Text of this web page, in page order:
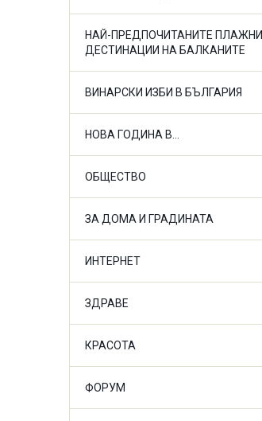
НАЙ-ПРЕДПОЧИТАНИТЕ ПЛАЖНИ
ДЕСТИНАЦИИ НА БАЛКАНИТЕ
ВИНАРСКИ ИЗБИ В БЪЛГАРИЯ
НОВА ГОДИНА В...
ОБЩЕСТВО
ЗА ДОМА И ГРАДИНАТА
ИНТЕРНЕТ
ЗДРАВЕ
КРАСОТА
ФОРУМ